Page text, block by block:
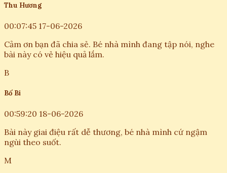
Thu Hương
00:07:45 17-06-2026
Cảm ơn bạn đã chia sẻ. Bé nhà mình đang tập nói, nghe
bài này có vẻ hiệu quả lắm.
B
Bố Bi
00:59:20 18-06-2026
Bài này giai điệu rất dễ thương, bé nhà mình cứ ngậm
ngùi theo suốt.
M